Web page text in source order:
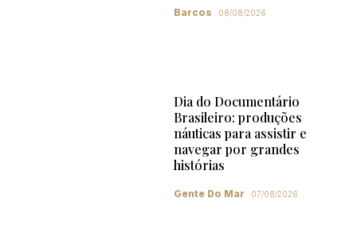
Barcos 08/08/2026
Dia do Documentário
Brasileiro: produções
náuticas para assistir e
navegar por grandes
histórias
Gente Do Mar 07/08/2026